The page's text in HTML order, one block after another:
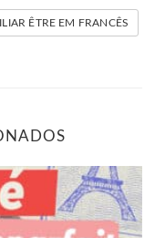
ÊTRE EM FRANCÊS
passé composé e